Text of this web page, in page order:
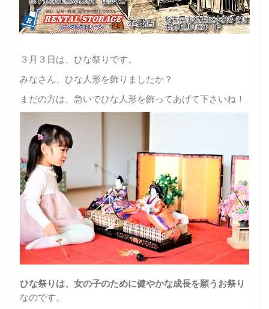
３月３日は、ひな祭りです。
みなさん、ひな人形を飾りましたか？
まだの方は、急いでひな人形を飾ってあげて下さいね！
ひな祭りは、女の子のために健やかな成長を願うお祭り
なのです。